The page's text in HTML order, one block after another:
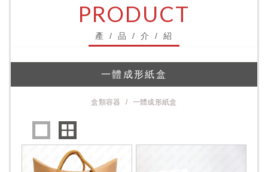
PRODUCT
產 / 品 / 介 / 紹
一體成形紙盒
盒類容器 一體成形紙盒